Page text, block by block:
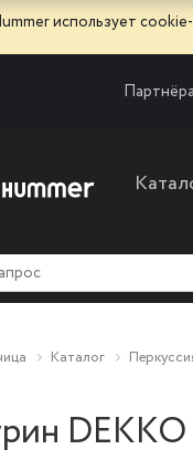
использует
Каталог